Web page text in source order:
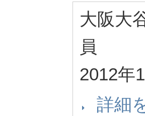
大阪大
員
2012年
詳細